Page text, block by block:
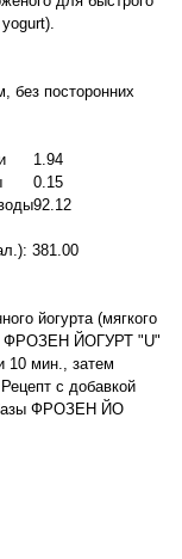
без посторонних
1.94
0.15
92.12
381.00
йогурта (мягкого
ФРОЗЕН ЙОГУРТ "U"
10 мин., затем
с добавкой
базы ФРОЗЕН ЙО